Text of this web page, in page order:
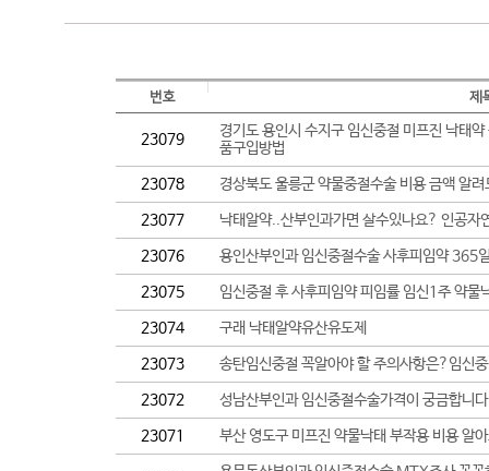
번호 제
23079
경기도 용인시 수지구 임신중절 미프진 낙태
품구입방법
23078 경상북도 울릉군 약물중절수술 비용 금액 알
23077 낙태알약..산부인과가면 살수있나요? 인공자
23076 용인산부인과 임신중절수술 사후피임약 365
23075 임신중절 후 사후피임약 피임률 임신1주 약물
23074 구래 낙태알약유산유도제
23073 송탄임신중절 꼭알아야 할 주의사항은?임신
23072 성남산부인과 임신중절수술가격이 궁금합니
23071 부산 영도구 미프진 약물낙태 부작용 비용 알